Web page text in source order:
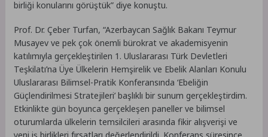
birliği konularını görüştük” diye konuştu.
Prof. Dr. Çeber Turfan, “Azerbaycan Sağlık Bakanı Teymur
Musayev ve pek çok önemli bürokrat ve akademisyenin
katılımıyla gerçekleştirilen 1. Uluslararası Türk Devletleri
Teşkilatı’na Üye Ülkelerin Hemşirelik ve Ebelik Alanları Konulu
Uluslararası Bilimsel-Pratik Konferansında ‘Ebeliğin
Güçlendirilmesi Stratejileri’ başlıklı bir sunum gerçekleştirdim.
Etkinlikte gün boyunca gerçekleşen paneller ve bilimsel
oturumlarda ülkelerin temsilcileri arasında fikir alışverişi ve